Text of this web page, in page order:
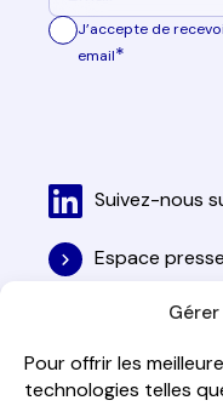
Pour offrir les
technologies telles
Suivez-nous
Espace presse
Mentions légales
Politique de
mail*
J’accepte de
email*